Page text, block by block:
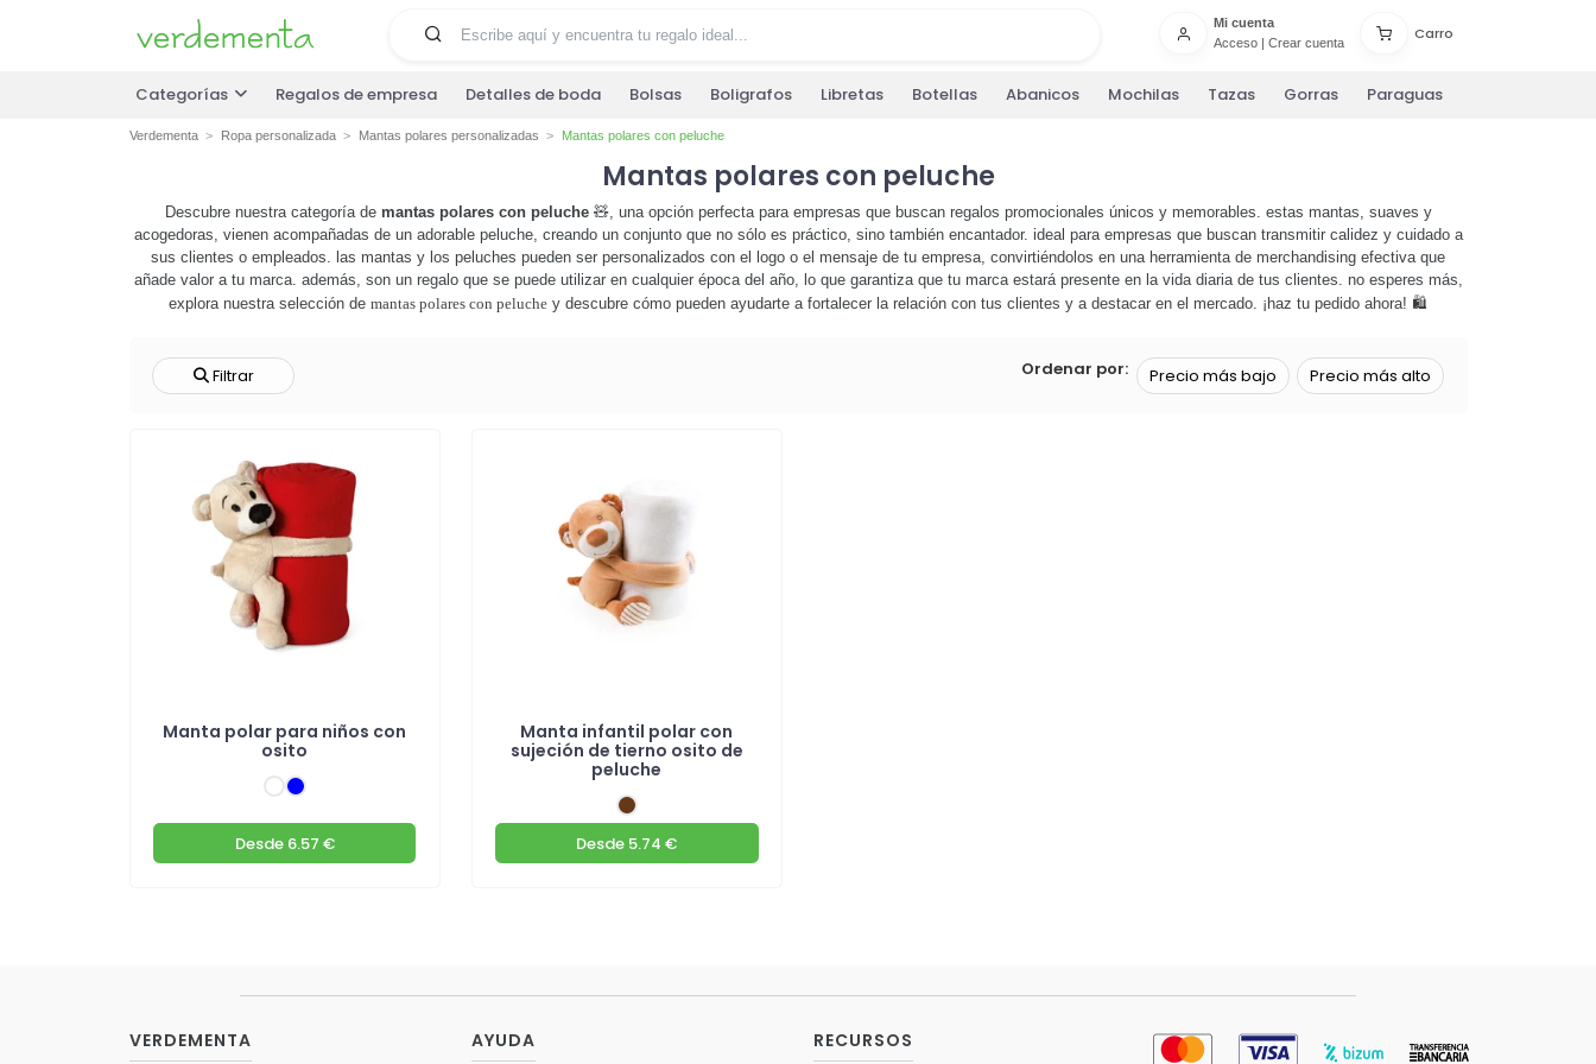
Mi cuenta
Acceso| Crear cuenta
Carro
Categorías Regalos de empresa Detalles de boda Bolsas Boligrafos Libretas Botellas Abanicos Mochilas Tazas Gorras Paraguas
Verdementa Ropa personalizada Mantas polares personalizadas Mantas polares con peluche
Mantas polares con peluche
Descubre nuestra categoría de mantas polares con peluche🧸, una opción perfecta para empresas que buscan regalos promocionales únicos y memorables. estas mantas, suaves y
acogedoras, vienen acompañadas de un adorable peluche, creando un conjunto que no sólo es práctico, sino también encantador. ideal para empresas que buscan transmitir calidez y cuidado a
sus clientes o empleados. las mantas y los peluches pueden ser personalizados con el logo o el mensaje de tu empresa, convirtiéndolos en una herramienta de merchandising efectiva que
añade valor a tu marca. además, son un regalo que se puede utilizar en cualquier época del año, lo que garantiza que tu marca estará presente en la vida diaria de tus clientes. no esperes más,
explora nuestra selección de mantas polares con peluche y descubre cómo pueden ayudarte a fortalecer la relación con tus clientes y a destacar en el mercado. ¡haz tu pedido ahora! 🛍️
Filtrar Ordenar por: Precio más bajo Precio más alto
Manta polar para niños con
osito
Desde6.57 €
Manta infantil polar con
sujeción de tierno osito de
peluche
Desde 5.74 €
VERDEMENTA AYUDA RECURSOS